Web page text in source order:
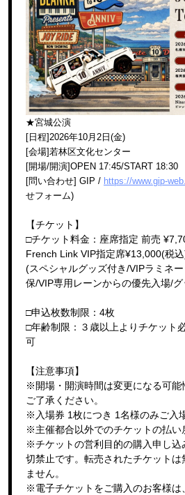
★宮城公演
[日程]2026年10月2日(金)
[会場]若林区文化センター
[開場/開演]OPEN 17:45/START 18:30
[問い合わせ] GIP / https://www.gip-
せフォーム)
【チケット】
□チケット料金：座席指定 前売
French Link VIP指定席¥13,000(税
(スペシャルグッズ付き/VIPラミネ
保/VIP専用レーンからの優先入場/
□申込枚数制限：4枚
□年齢制限：３歳以上よりチケット
可
【注意事項】
※開場・開演時間は変更になる可能
ご了承ください。
※入場券 1枚につき 1名様のみご入
※主催都合以外でのチケットの払い
※チケットの営利目的の購入申し込
切禁止です。転売されたチケット
ません。
※電子チケットをご購入のお客様は